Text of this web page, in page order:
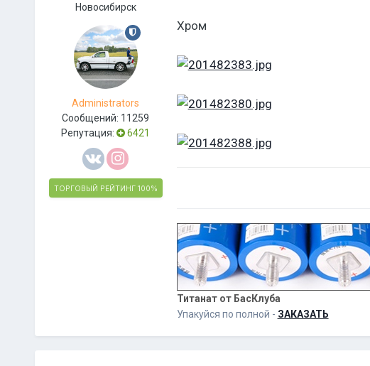
Новосибирск
Administrators
Сообщений: 11259
Репутация:
6421
ТОРГОВЫЙ РЕЙТИНГ 100%
Хром
Титанат от БасКлуба
Упакуйся по полной - ЗАКАЗАТЬ